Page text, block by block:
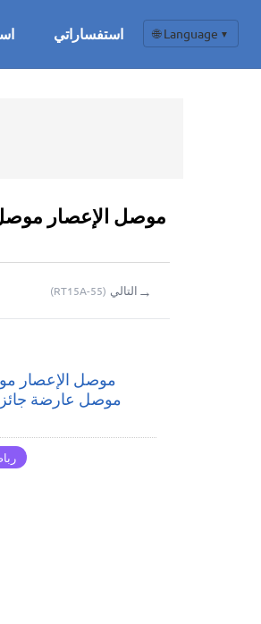
استفساراتي 🌐 Language ▼
(RT15A-55) التالي →
موصل الإعصار
موصل عارضة